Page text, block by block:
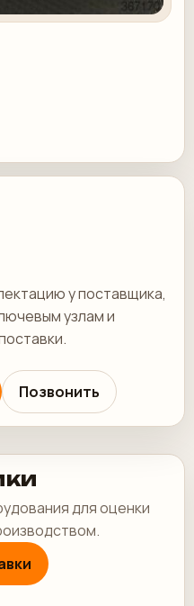
у поставщика,
узлам и
Позвонить
для оценки